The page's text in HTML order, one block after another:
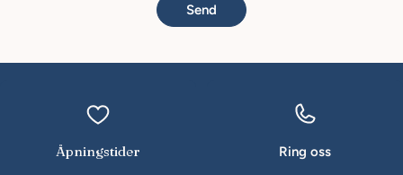
Send
Åpningstider
Ring oss